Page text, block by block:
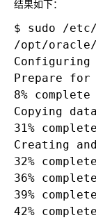
结果如下：
$ sudo /etc/
/opt/oracle/
Configuring
Prepare for
8% complete
Copying
31% complete
Creating
32% complete
36% complete
39% complete
42% complete